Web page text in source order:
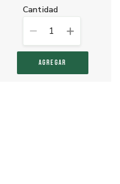
cantidad
1
AGREGAR